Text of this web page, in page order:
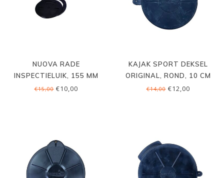
NUOVA RADE
INSPECTIELUIK, 155 MM
€15,00€10,00
KAJAK SPORT DEKSEL
ORIGINAL, ROND, 10 CM
€14,00€12,00